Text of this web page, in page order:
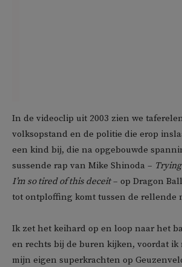
In de videoclip uit 2003 zien we
volksopstand en de politie die erop
een kind bij, die na opgebouwde
sussende rap van Mike Shinoda –
I’m so tired of this deceit– op Dragon
tot ontploffing komt tussen de rellende
Ik zet het keihard op en loop naar het
en rechts bij de buren kijken, voordat ik
mijn eigen superkrachten op